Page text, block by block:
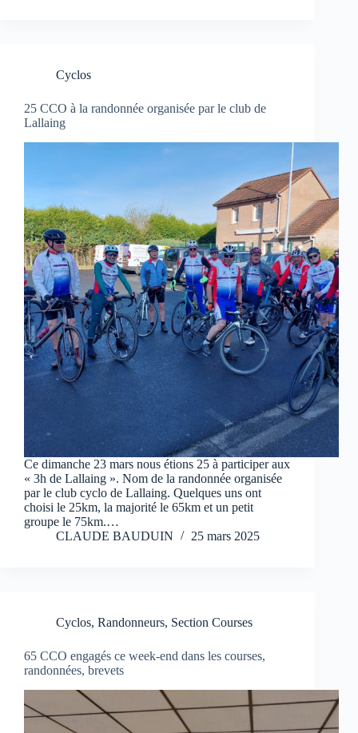
Cyclos
25 CCO à la randonnée organisée par le club de
Lallaing
Ce dimanche 23 mars nous étions 25 à participer aux
« 3h de Lallaing ». Nom de la randonnée organisée
par le club cyclo de Lallaing. Quelques uns ont
choisi le 25km, la majorité le 65km et un petit
groupe le 75km.…
CLAUDE BAUDUIN
25 mars 2025
Cyclos, Randonneurs, Section Courses
65 CCO engagés ce week-end dans les courses,
randonnées, brevets